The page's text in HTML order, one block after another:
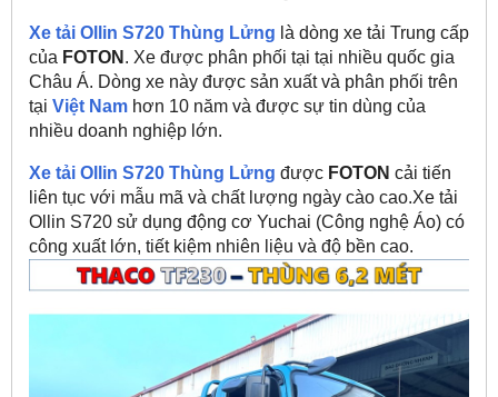
Xe tải Ollin S720 Thùng Lửng là dòng xe tải Trung cấp
của FOTON . Xe được phân phối tại tại nhiều quốc gia
Châu Á. Dòng xe này được sản xuất và phân phối trên
tại Việt Nam hơn 10 năm và được sự tin dùng của
nhiều doanh nghiệp lớn.
Xe tải Ollin S720 Thùng Lửng được FOTON cải tiến
liên tục với mẫu mã và chất lượng ngày cào cao.Xe tải
Ollin S720 sử dụng động cơ Yuchai (Công nghệ Áo) có
công xuất lớn, tiết kiệm nhiên liệu và độ bền cao.